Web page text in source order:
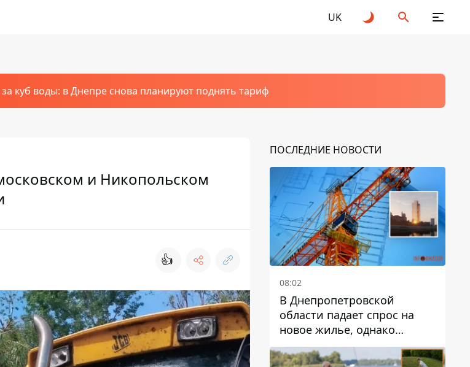
UK
куб воды: в Днепре снова планируют поднять тариф
и Никопольском
👍
ПОСЛЕДНИЕ НОВОСТИ
08:02
В Днепропетровской
области падает спрос на
новое жилье, однако
регион в лидерах
предложений по "єОселя"